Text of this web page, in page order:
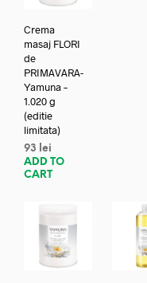
Crema
masaj FLORI
de
PRIMAVARA-
Yamuna –
1.020 g
(editie
limitata)
93
lei
ADD TO
CART